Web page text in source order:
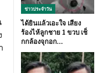
ข่าวประจำวัน
ได้ยินแล้วเอะใจ เสียง
ร้องไห้ลูกชาย 1 ขวบ เช็
กกล้องจุกอก…